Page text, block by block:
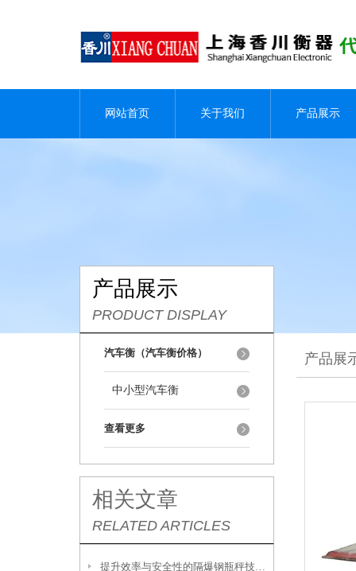
网站首页 关于我们 产品展示
产品展示
PRODUCT DISPLAY
汽车衡（汽车衡价格）
中小型汽车衡
查看更多
相关文章
RELATED ARTICLES
提升效率与安全性的隔爆钢瓶秤技术解析
产品展